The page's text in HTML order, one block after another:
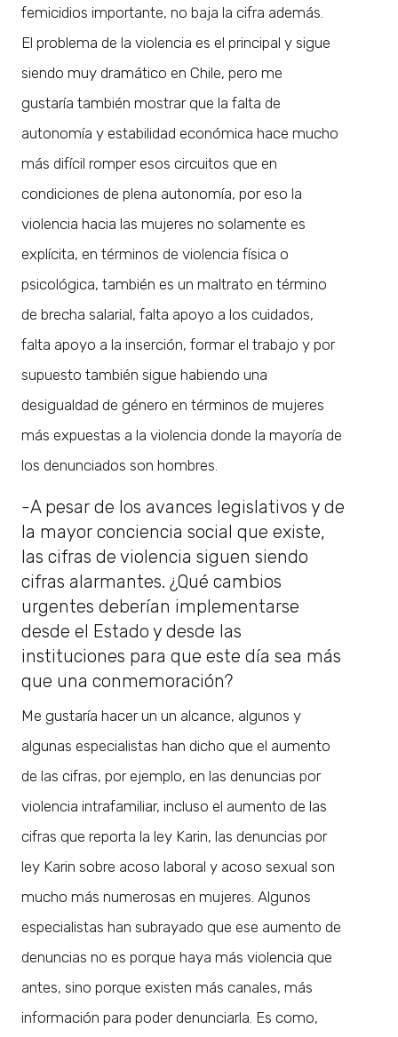
femicidios importante, no baja la cifra además.
El problema de la violencia es el principal y sigue
siendo muy dramático en Chile, pero me
gustaría también mostrar que la falta de
autonomía y estabilidad económica hace mucho
más difícil romper esos circuitos que en
condiciones de plena autonomía, por eso la
violencia hacia las mujeres no solamente es
explícita, en términos de violencia física o
psicológica, también es un maltrato en término
de brecha salarial, falta apoyo a los cuidados,
falta apoyo a la inserción, formar el trabajo y por
supuesto también sigue habiendo una
desigualdad de género en términos de mujeres
más expuestas a la violencia donde la mayoría de
los denunciados son hombres.
-A pesar de los avances legislativos y de
la mayor conciencia social que existe,
las cifras de violencia siguen siendo
cifras alarmantes. ¿Qué cambios
urgentes deberían implementarse
desde el Estado y desde las
instituciones para que este día sea más
que una conmemoración?
Me gustaría hacer un un alcance, algunos y
algunas especialistas han dicho que el aumento
de las cifras, por ejemplo, en las denuncias por
violencia intrafamiliar, incluso el aumento de las
cifras que reporta la ley Karin, las denuncias por
ley Karin sobre acoso laboral y acoso sexual son
mucho más numerosas en mujeres. Algunos
especialistas han subrayado que ese aumento de
denuncias no es porque haya más violencia que
antes, sino porque existen más canales, más
información para poder denunciarla. Es como,